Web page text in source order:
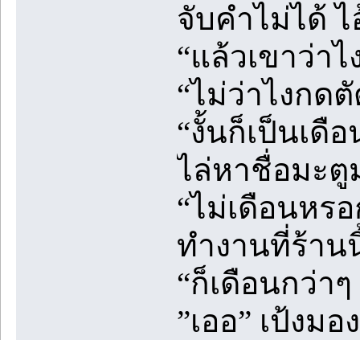
จับคำไม่ได้
“แล้วเขาว่าไ
“ไม่ว่าไงกด
“งั้นก็เป็นเดื
ไล่หาชื่อมะตู
“ไม่เดือนหร
ทำงานที่ร้าน
“ก็เดือนกว่า
”เออ” เป้งม